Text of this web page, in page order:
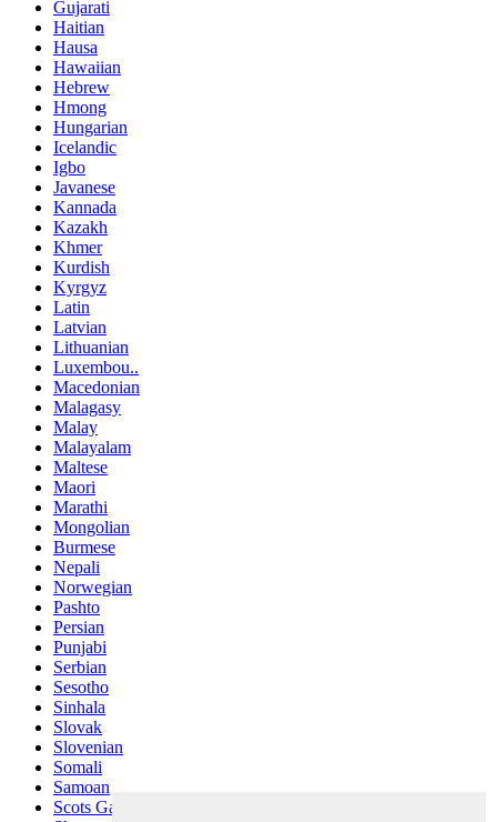
Gujarati
Haitian
Hausa
Hawaiian
Hebrew
Hmong
Hungarian
Icelandic
Igbo
Javanese
Kannada
Kazakh
Khmer
Kurdish
Kyrgyz
Latin
Latvian
Lithuanian
Luxembou..
Macedonian
Malagasy
Malay
Malayalam
Maltese
Maori
Marathi
Mongolian
Burmese
Nepali
Norwegian
Pashto
Persian
Punjabi
Serbian
Sesotho
Sinhala
Slovak
Slovenian
Somali
Samoan
Scots Gaelic